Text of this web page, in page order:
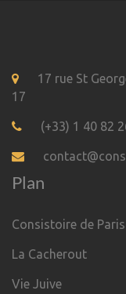
17 rue St
17
(+33) 1 40 82
Plan
Consistoire de Paris
La Cacherout
Vie Juive